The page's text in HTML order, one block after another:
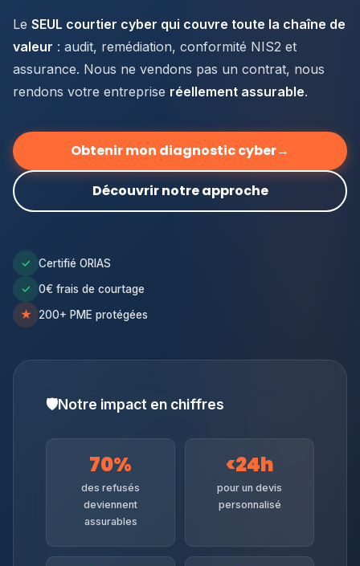
Le SEUL courtier cyber qui couvre toute la chaîne de
valeur : audit, remédiation, conformité NIS2 et
assurance. Nous ne vendons pas un contrat, nous
rendons votre entreprise réellement assurable.
Obtenir mon diagnostic cyber→
Découvrir notre approche
✓ Certifié ORIAS
✓ 0€ frais de courtage
★ 200+ PME protégées
🛡Notre impact en chiffres
70%
des refusés
deviennent
assurables
<24h
pour un devis
personnalisé